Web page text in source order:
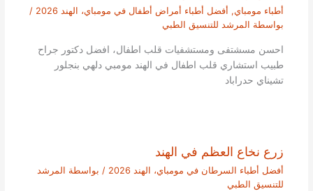
أطباء مومباي, أفضل أطباء أمراض أطفال في مومباي، الهند 2026
/
بواسطة المرشد للتنسيق الطبي
احسن مسشتفى ومستشفيات قلب اطفال، افضل دكتور جراح
طبيب استشاري قلب اطفال في الهند مومبي دلهي بنجلور
تشيناي حدراباد
زرع نخاع العظم في الهند
أفضل أطباء السرطان في مومباي، الهند 2026 / بواسطة المرشد
للتنسيق الطبي